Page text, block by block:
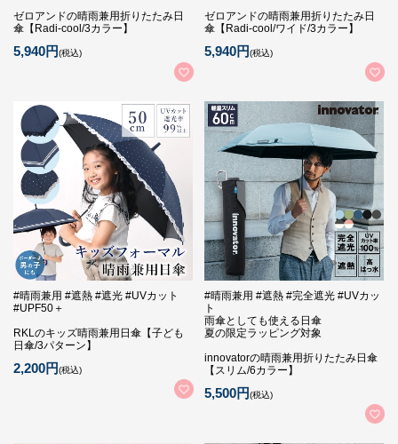
ゼロアンドの晴雨兼用折りたたみ日
傘【Radi-cool/3カラー】
5,940円(税込)
ゼロアンドの晴雨兼用折りたたみ日
傘【Radi-cool/ワイド/3カラー】
5,940円(税込)
#晴雨兼用 #遮熱 #遮光 #UVカット
#UPF50＋
RKLのキッズ晴雨兼用日傘【子ども
日傘/3パターン】
2,200円(税込)
#晴雨兼用 #遮熱 #完全遮光 #UVカッ
ト
雨傘としても使える日傘
夏の限定ラッピング対象
innovatorの晴雨兼用折りたたみ日傘
【スリム/6カラー】
5,500円(税込)